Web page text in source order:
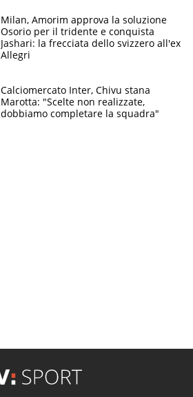
Milan, Amorim approva la soluzione
Osorio per il tridente e conquista
Jashari: la frecciata dello svizzero all'ex
Allegri
Calciomercato Inter, Chivu stana
Marotta: "Scelte non realizzate,
dobbiamo completare la squadra"